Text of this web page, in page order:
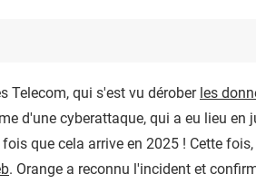
Telecom, qui s'est vu dérober les
d'une cyberattaque, qui a eu lieu en
que cela arrive en 2025 ! Cette fois,
. Orange a reconnu l'incident et